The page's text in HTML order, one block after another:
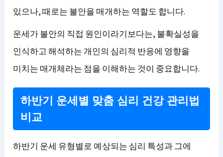
있으나, 때로는 불안을 매개하는 역할도 합니다.
운세가 불안의 직접 원인이라기보다는, 불확실성을
인식하고 해석하는 개인의 심리적 반응에 영향을
미치는 매개체라는 점을 이해하는 것이 중요합니다.
하반기 운세별 맞춤 심리 건강 관리법
비교
하반기 운세 유형별로 예상되는 심리 특성과 그에